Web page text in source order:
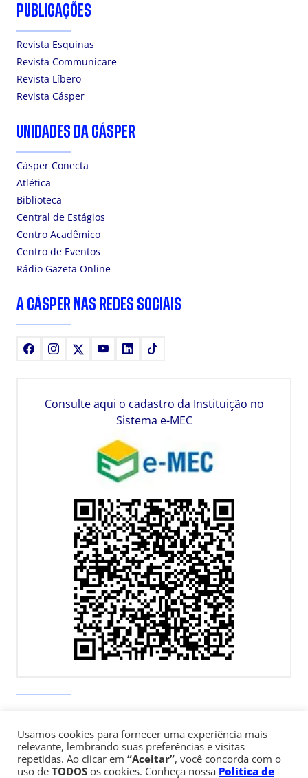
PUBLICAÇÕES
Revista Esquinas
Revista Communicare
Revista Líbero
Revista Cásper
UNIDADES DA CÁSPER
Cásper Conecta
Atlética
Biblioteca
Central de Estágios
Centro Acadêmico
Centro de Eventos
Rádio Gazeta Online
A CÁSPER NAS REDES SOCIAIS
FacebookInstagram YoutubeLinkedIn
Consulte aqui o cadastro da Instituição no
Sistema e-MEC
Telefone:+55 (11) 3170-5600
Usamos cookies para fornecer uma experiência mais
relevante, lembrando suas preferências e visitas
repetidas. Ao clicar em “Aceitar”, você concorda com o
uso de TODOS os cookies. Conheça nossa Política de